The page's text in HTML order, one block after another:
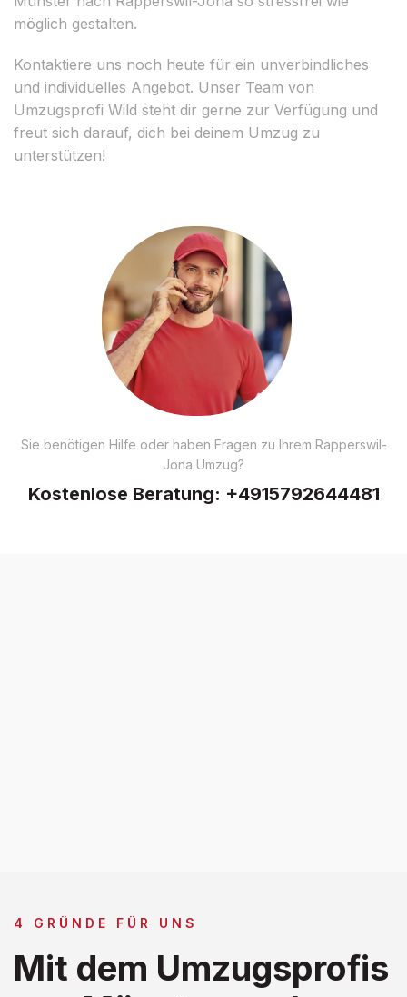
möglich gestalten.
Kontaktiere uns noch heute für ein unverbindliches
und individuelles Angebot. Unser Team von
Umzugsprofi Wild steht dir gerne zur Verfügung und
freut sich darauf, dich bei deinem Umzug zu
unterstützen!
Sie benötigen Hilfe oder haben Fragen zu Ihrem Rapperswil-
Jona Umzug?
Kostenlose Beratung: +4915792644481
4 GRÜNDE FÜR UNS
Mit dem Umzugsprofis